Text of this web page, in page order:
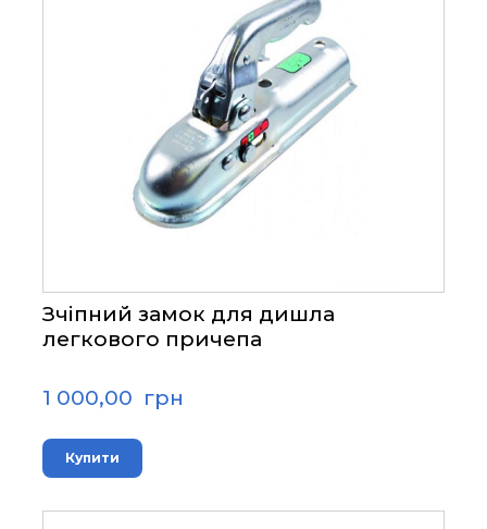
Зчіпний замок для дишла
легкового причепа
1 000,00  грн
Купити